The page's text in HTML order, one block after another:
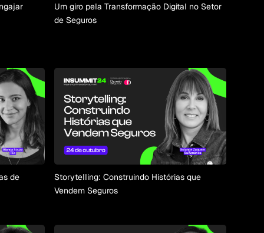
Um giro pela Transformação Digital no Setor
de Seguros
de
Storytelling: Construindo Histórias que
Vendem Seguros